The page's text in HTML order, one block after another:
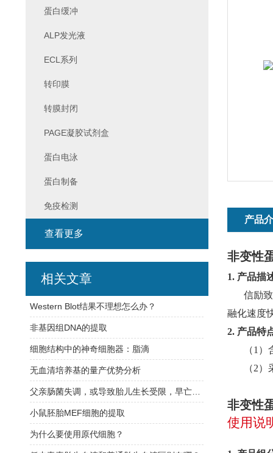
产品
非变性
1. 产品描
信励
融化速度
2. 产品特
（1）
（2）
非变性
使用说
蛋白缓冲
ALP发光液
ECL系列
转印膜
转膜封闭
PAGE凝胶试剂盒
蛋白电泳
蛋白制备
免疫检测
查看更多
相关文章
Western Blot结果不理想怎么办？
非基因组DNA的提取
细胞结构中的神奇细胞器：脂滴
无血清培养基的量产优势分析
小鼠胚胎MEF细胞的提取
为什么要使用原代细胞？